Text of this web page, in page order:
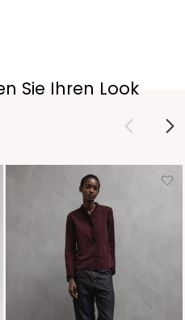
Sie Ihren Look